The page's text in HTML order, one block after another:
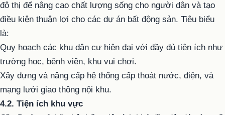
đô thị để nâng cao chất lượng sống cho người dân và tạo
điều kiện thuận lợi cho các dự án bất động sản. Tiêu biểu
là:
Quy hoạch các khu dân cư hiện đại với đầy đủ tiện ích như
trường học, bệnh viện, khu vui chơi.
Xây dựng và nâng cấp hệ thống cấp thoát nước, điện, và
mạng lưới giao thông nội khu.
4.2. Tiện ích khu vực